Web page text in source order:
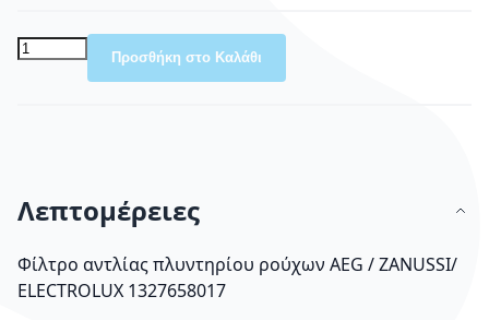
Προσθήκη στο Καλάθι
Λεπτομέρειες
Φίλτρο αντλίας πλυντηρίου ρούχων AEG / ZANUSSI/
ELECTROLUX 1327658017